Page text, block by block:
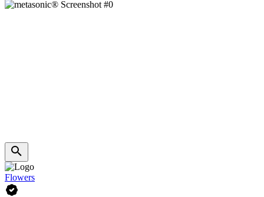
Flowers